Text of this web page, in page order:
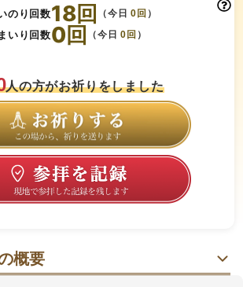
のり回数18回 （今日0 回 ）
いり回数0回 （今日0 回 ）
人の方がお祈りをしました
概要